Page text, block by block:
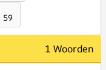
59
1 Woorden